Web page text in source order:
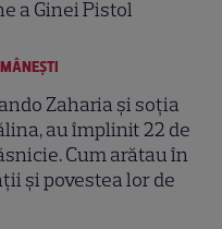
a Ginei Pistol
Zaharia și soția
au împlinit 22 de
Cum arătau în
și povestea lor de